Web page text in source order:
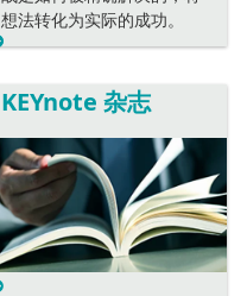
想法转化为实际的成功。
KEYnote 杂志